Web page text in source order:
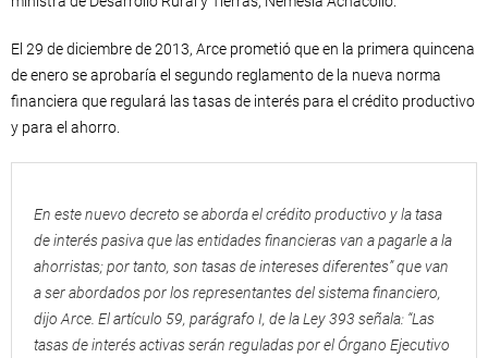
El 29 de diciembre de 2013, Arce prometió que en la primera quincena
de enero se aprobaría el segundo reglamento de la nueva norma
financiera que regulará las tasas de interés para el crédito productivo
y para el ahorro.
En este nuevo decreto se aborda el crédito productivo y la tasa
de interés pasiva que las entidades financieras van a pagarle a la
ahorristas; por tanto, son tasas de intereses diferentes” que van
a ser abordados por los representantes del sistema financiero,
dijo Arce. El artículo 59, parágrafo I, de la Ley 393 señala: “Las
tasas de interés activas serán reguladas por el Órgano Ejecutivo